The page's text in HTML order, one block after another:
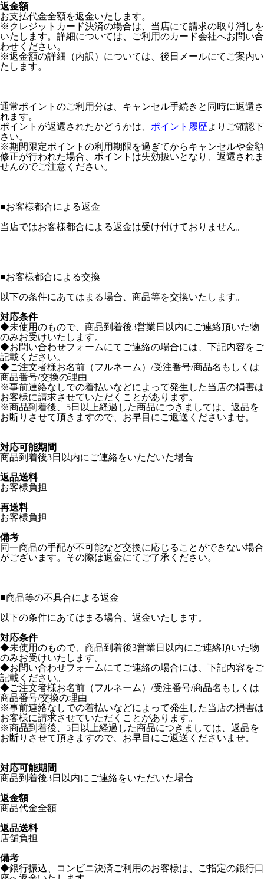
返金額
お支払代金全額を返金いたします。
※クレジットカード決済の場合は、当店にて請求の取り消しを
いたします。詳細については、ご利用のカード会社へお問い合
わせください。
※返金額の詳細（内訳）については、後日メールにてご案内い
たします。
通常ポイントのご利用分は、キャンセル手続きと同時に返還さ
れます。
ポイントが返還されたかどうかは、 ポイント履歴よりご確認下
さい。
※期間限定ポイントの利用期限を過ぎてからキャンセルや金額
修正が行われた場合、ポイントは失効扱いとなり、返還されま
せんのでご注意ください。
■お客様都合による返金
当店ではお客様都合による返金は受け付けておりません。
■お客様都合による交換
以下の条件にあてはまる場合、商品等を交換いたします。
対応条件
◆未使用のもので、商品到着後3営業日以内にご連絡頂いた物
のみお受けいたします。
◆お問い合わせフォームにてご連絡の場合には、下記内容をご
記載ください。
◆ご注文者様お名前（フルネーム）/受注番号/商品名もしくは
商品番号/交換の理由
※事前連絡なしでの着払いなどによって発生した当店の損害は
お客様に請求させていただくことがあります。
※商品到着後、5日以上経過した商品につきましては、返品を
お断りさせて頂きますので、お早目にご返送くださいませ。
対応可能期間
商品到着後3日以内にご連絡をいただいた場合
返品送料
お客様負担
再送料
お客様負担
備考
同一商品の手配が不可能など交換に応じることができない場合
がございます。その際は返金にてご了承ください。
■商品等の不具合による返金
以下の条件にあてはまる場合、返金いたします。
対応条件
◆未使用のもので、商品到着後3営業日以内にご連絡頂いた物
のみお受けいたします。
◆お問い合わせフォームにてご連絡の場合には、下記内容をご
記載ください。
◆ご注文者様お名前（フルネーム）/受注番号/商品名もしくは
商品番号/交換の理由
※事前連絡なしでの着払いなどによって発生した当店の損害は
お客様に請求させていただくことがあります。
※商品到着後、5日以上経過した商品につきましては、返品を
お断りさせて頂きますので、お早目にご返送くださいませ。
対応可能期間
商品到着後3日以内にご連絡をいただいた場合
返金額
商品代金全額
返品送料
店舗負担
備考
◆銀行振込、コンビニ決済ご利用のお客様は、ご指定の銀行口